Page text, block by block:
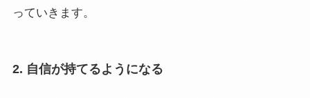
っていきます。
2. 自信が持てるようになる